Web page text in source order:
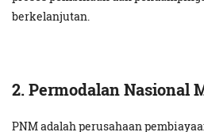
berkelanjutan.
2. Permodalan Nasional
PNM adalah perusahaan